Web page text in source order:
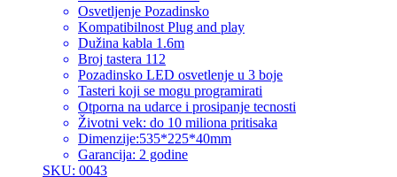
Osvetljenje Pozadinsko
Kompatibilnost Plug and play
Dužina kabla 1.6m
Broj tastera 112
Pozadinsko LED osvetlenje u 3 boje
Tasteri koji se mogu programirati
Otporna na udarce i prosipanje tecnosti
Životni vek: do 10 miliona pritisaka
Dimenzije:535*225*40mm
Garancija: 2 godine
SKU: 0043